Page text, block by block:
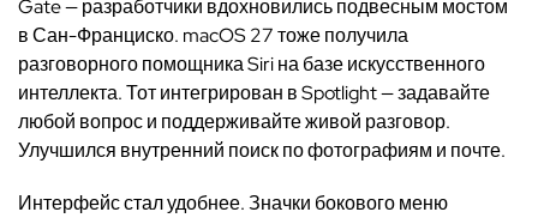
Gate — разработчики вдохновились подвесным мостом
в Сан-Франциско. macOS 27 тоже получила
разговорного помощника Siri на базе искусственного
интеллекта. Тот интегрирован в Spotlight — задавайте
любой вопрос и поддерживайте живой разговор.
Улучшился внутренний поиск по фотографиям и почте.
Интерфейс стал удобнее. Значки бокового меню